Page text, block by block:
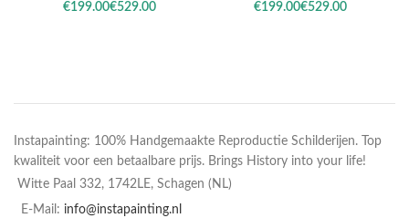
€
€
€
€
Instapainting: 100% Handgemaakte Reproductie Schilderijen. Top
kwaliteit voor een betaalbare prijs. Brings History into your life!
Witte Paal 332, 1742LE, Schagen (NL)
E-Mail: info@instapainting.nl